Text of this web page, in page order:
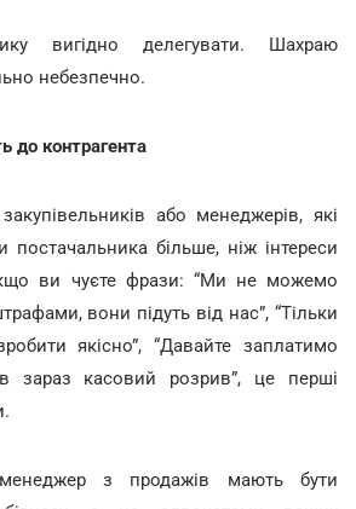
вигідно делегувати. Шахраю
небезпечно.
до контрагента
або менеджерів, які
постачальника більше, ніж інтереси
ви чуєте фрази: “Ми не можемо
вони підуть від нас”, “Тільки
якісно”, “Давайте заплатимо
зараз касовий розрив”, це перші
менеджер з продажів мають бути